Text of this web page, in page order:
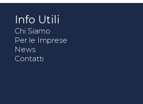
Info Utili
Chi Siamo
Per le Imprese
News
Contatti